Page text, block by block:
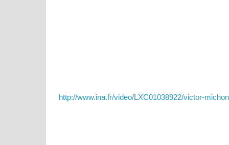
http://www.ina.fr/video/LXC01038922/victor-